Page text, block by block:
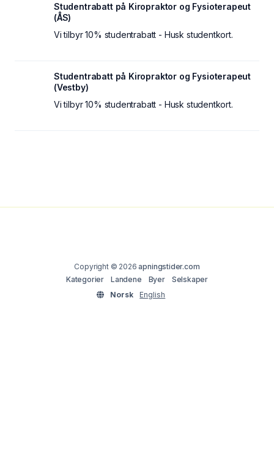
Studentrabatt på Kiropraktor og Fysioterapeut
(ÅS)
Vi tilbyr 10% studentrabatt - Husk studentkort.
Studentrabatt på Kiropraktor og Fysioterapeut
(Vestby)
Vi tilbyr 10% studentrabatt - Husk studentkort.
Copyright © 2026apningstider.com
Kategorier
Landene Byer
Selskaper
Norsk
English